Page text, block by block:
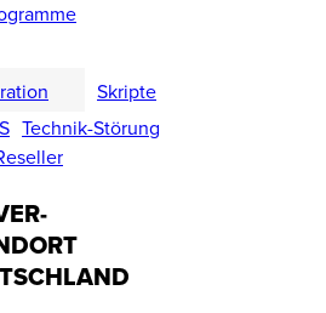
Skripte
Technik-Störung